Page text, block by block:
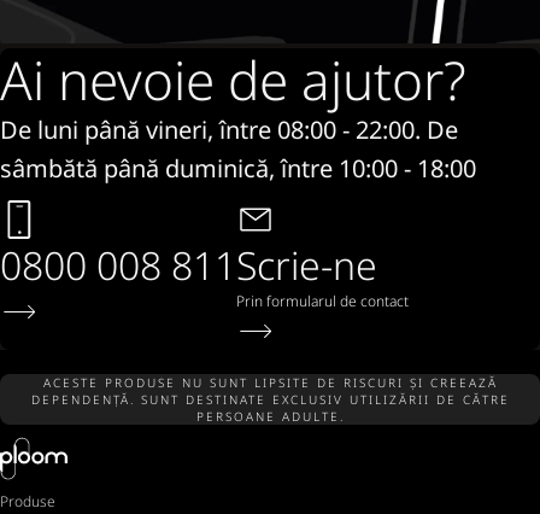
Ai nevoie de ajutor?
De luni până vineri, între 08:00 - 22:00. De
sâmbătă până duminică, între 10:00 - 18:00
0800 008 811Scrie-ne
Prin formularul de contact
ACESTE PRODUSE NU SUNT LIPSITE DE RISCURI ȘI CREEAZĂ
DEPENDENȚĂ. SUNT DESTINATE EXCLUSIV UTILIZĂRII DE CĂTRE
PERSOANE ADULTE.
Produse